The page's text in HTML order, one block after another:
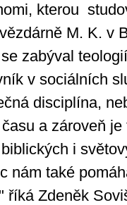
kterou
M. K. v
zabýval
v sociálních
disciplína,
a zároveň
i
nám také
říká Zdeněk